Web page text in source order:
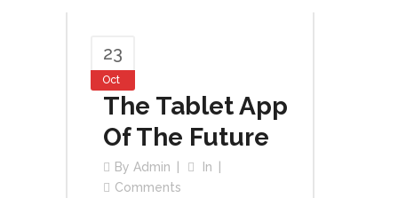
23
Oct
The Tablet App
Of The Future
By Admin
In
Comments